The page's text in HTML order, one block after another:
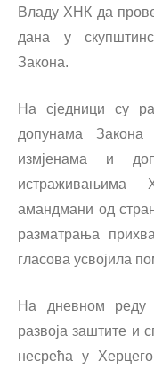
Владу ХНК да
дана у
Закона.
На сједници су
допунама
измјенама и
амандмани од
разматрања
гласова усвојила
На дневном реду
развоја заштите и
несрећа у